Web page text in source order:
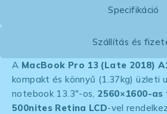
Specifikáció
Szállítás és
A MacBook Pro 13 (Late 2018)
kompakt és könnyű (1.37kg) üzleti
notebook 13.3″-os, 2560×1600-
500nites Retina LCD-vel